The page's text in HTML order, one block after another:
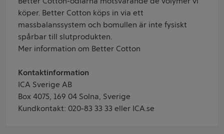
köper. Better Cotton köps in via ett
massbalanssystem och bomullen är inte fysiskt
spårbar till slutprodukten.
Mer information om Better Cotton
Kontaktinformation
ICA Sverige AB
Box 4075, 169 04 Solna, Sverige
Kundkontakt: 020-83 33 33 eller ICA.se